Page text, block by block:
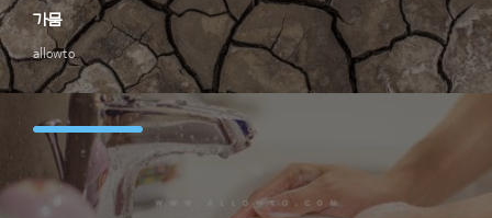
allowto
가뭄